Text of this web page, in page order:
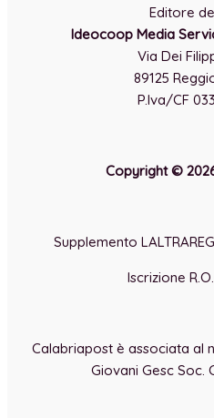
Editore
Ideocoop Media
Via Dei
89125
P.Iva/CF
Copyright ©
Supplemento
Iscrizione
Calabriapost è associata al
Giovani Gesc Soc.